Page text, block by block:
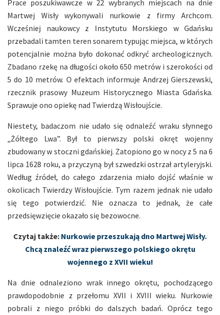
Prace poszukiwawcze w 22 wybranych miejscach na dnie
Martwej Wisły wykonywali nurkowie z firmy Archcom.
Wcześniej naukowcy z Instytutu Morskiego w Gdańsku
przebadali tamten teren sonarem typując miejsca, w których
potencjalnie można było dokonać odkryć archeologicznych.
Zbadano rzekę na długości około 650 metrów i szerokości od
5 do 10 metrów. O efektach informuje Andrzej Gierszewski,
rzecznik prasowy Muzeum Historycznego Miasta Gdańska.
Sprawuje ono opiekę nad Twierdzą Wisłoujście.
Niestety, badaczom nie udało się odnaleźć wraku słynnego
„Żółtego Lwa”. Był to pierwszy polski okręt wojenny
zbudowany w stoczni gdańskiej. Zatopiono go w nocy z 5 na 6
lipca 1628 roku, a przyczyną był szwedzki ostrzał artyleryjski.
Według źródeł, do całego zdarzenia miało dojść właśnie w
okolicach Twierdzy Wisłoujście. Tym razem jednak nie udało
się tego potwierdzić. Nie oznacza to jednak, że całe
przedsięwzięcie okazało się bezowocne.
Czytaj także: Nurkowie przeszukają dno Martwej Wisły.
Chcą znaleźć wraz pierwszego polskiego okrętu
wojennego z XVII wieku!
Na dnie odnaleziono wrak innego okrętu, pochodzącego
prawdopodobnie z przełomu XVII i XVIII wieku. Nurkowie
pobrali z niego próbki do dalszych badań. Oprócz tego